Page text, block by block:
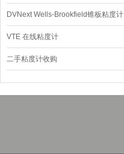
DVNext Wells-Brookfield锥板粘度计
VTE 在线粘度计
二手粘度计收购